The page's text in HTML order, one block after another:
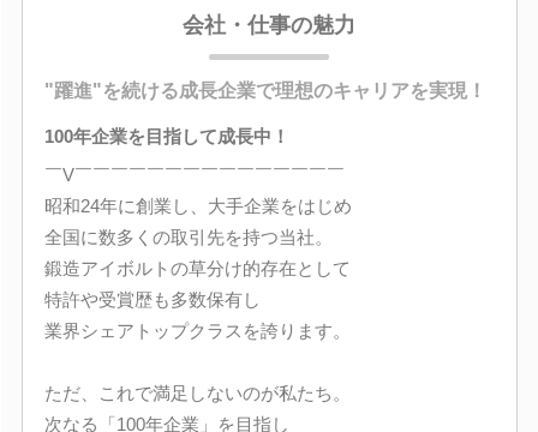
会社・仕事の魅力
"躍進"を続ける成長企業で理想のキャリアを実現！
100年企業を目指して成長中！
￣V￣￣￣￣￣￣￣￣￣￣￣￣￣￣￣
昭和24年に創業し、大手企業をはじめ
全国に数多くの取引先を持つ当社。
鍛造アイボルトの草分け的存在として
特許や受賞歴も多数保有し
業界シェアトップクラスを誇ります。
ただ、これで満足しないのが私たち。
次なる「100年企業」を目指し